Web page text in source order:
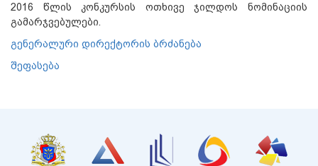
2016 წლის კონკურსის ოთხივე ჯილდოს ნომინაციის
გამარჯვებულები.
გენერალური დირექტორის ბრძანება
შეფასება